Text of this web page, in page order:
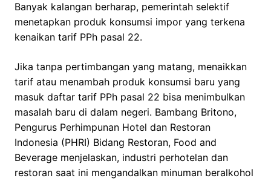
Banyak kalangan berharap, pemerintah selektif
menetapkan produk konsumsi impor yang terkena
kenaikan tarif PPh pasal 22.
Jika tanpa pertimbangan yang matang, menaikkan
tarif atau menambah produk konsumsi baru yang
masuk daftar tarif PPh pasal 22 bisa menimbulkan
masalah baru di dalam negeri. Bambang Britono,
Pengurus Perhimpunan Hotel dan Restoran
Indonesia (PHRI) Bidang Restoran, Food and
Beverage menjelaskan, industri perhotelan dan
restoran saat ini mengandalkan minuman beralkohol